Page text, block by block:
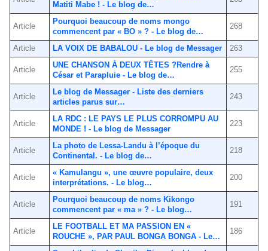
Matiti Mabe ! - Le blog de…
Article
Pourquoi beaucoup de noms mongo
commencent par « BO » ? - Le blog de…
268
Article LA VOIX DE BABALOU - Le blog de Messager 263
Article
UNE CHANSON À DEUX TÊTES ?Rendre à
César et Parapluie - Le blog de…
255
Article
Le blog de Messager - Liste des derniers
articles parus sur…
243
Article
LA RDC : LE PAYS LE PLUS CORROMPU AU
MONDE ! - Le blog de Messager
223
Article
La photo de Lessa-Landu à l’époque du
Continental. - Le blog de…
218
Article
« Kamulangu », une œuvre populaire, deux
interprétations. - Le blog…
200
Article
Pourquoi beaucoup de noms Kikongo
commencent par « ma » ? - Le blog…
191
Article
LE FOOTBALL ET MA PASSION EN «
ROUCHE », PAR PAUL BONGA BONGA - Le…
186